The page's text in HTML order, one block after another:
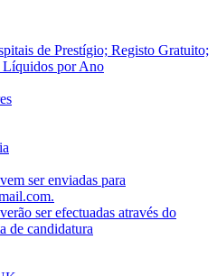
de Prestígio; Registo Gratuito;
Líquidos por Ano
ser enviadas para
ser efectuadas através do
de candidatura